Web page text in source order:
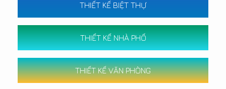
THIẾT KẾ BIỆT THỰ
THIẾT KẾ NHÀ PHỐ
THIẾT KẾ VĂN PHÒNG